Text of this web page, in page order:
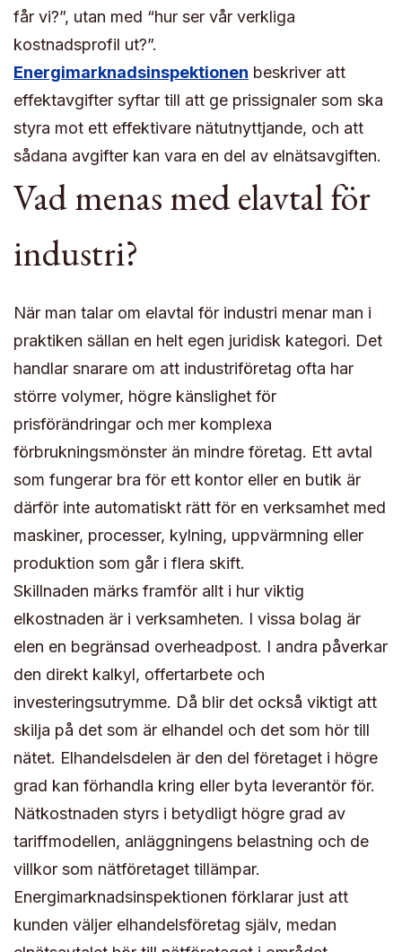
får vi?”, utan med “hur ser vår verkliga
kostnadsprofil ut?”.
Energimarknadsinspektionen beskriver att
effektavgifter syftar till att ge prissignaler som ska
styra mot ett effektivare nätutnyttjande, och att
sådana avgifter kan vara en del av elnätsavgiften.
Vad menas med elavtal för
industri?
När man talar om elavtal för industri menar man i
praktiken sällan en helt egen juridisk kategori. Det
handlar snarare om att industriföretag ofta har
större volymer, högre känslighet för
prisförändringar och mer komplexa
förbrukningsmönster än mindre företag. Ett avtal
som fungerar bra för ett kontor eller en butik är
därför inte automatiskt rätt för en verksamhet med
maskiner, processer, kylning, uppvärmning eller
produktion som går i flera skift.
Skillnaden märks framför allt i hur viktig
elkostnaden är i verksamheten. I vissa bolag är
elen en begränsad overheadpost. I andra påverkar
den direkt kalkyl, offertarbete och
investeringsutrymme. Då blir det också viktigt att
skilja på det som är elhandel och det som hör till
nätet. Elhandelsdelen är den del företaget i högre
grad kan förhandla kring eller byta leverantör för.
Nätkostnaden styrs i betydligt högre grad av
tariffmodellen, anläggningens belastning och de
villkor som nätföretaget tillämpar.
Energimarknadsinspektionen förklarar just att
kunden väljer elhandelsföretag själv, medan